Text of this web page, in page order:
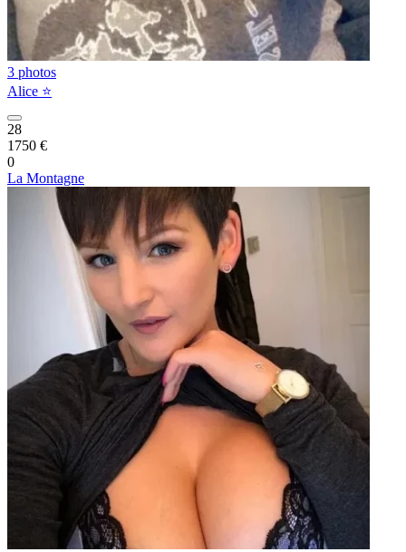
3 photos
Alice ⭐️
28
1750 €
0
La Montagne